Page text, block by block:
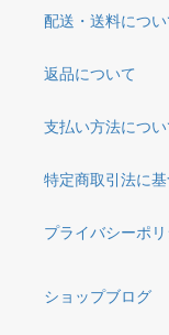
配送・送料につい
返品について
支払い方法につい
特定商取引法に
プライバシーポ
ショップブログ